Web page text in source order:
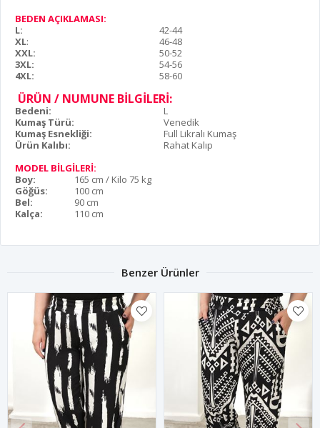
BEDEN AÇIKLAMASI:
L:
42-44
XL:
46-48
XXL:
50-52
3XL:
54-56
4XL:
58-60
ÜRÜN / NUMUNE BİLGİLERİ:
Bedeni:
L
Kumaş Türü:
Venedik
Kumaş Esnekliği:
Full Likralı Kumaş
Ürün Kalıbı:
Rahat Kalıp
MODEL BİLGİLERİ:
Boy:
165 cm / Kilo 75 kg
Göğüs:
100 cm
Bel:
90 cm
Kalça:
110 cm
Benzer Ürünler